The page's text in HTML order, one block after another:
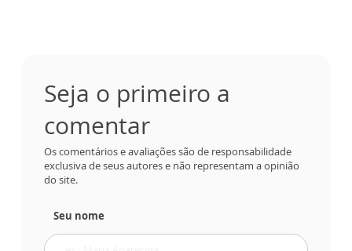
Seja o primeiro a
comentar
Os comentários e avaliações são de responsabilidade
exclusiva de seus autores e não representam a opinião
do site.
Seu nome